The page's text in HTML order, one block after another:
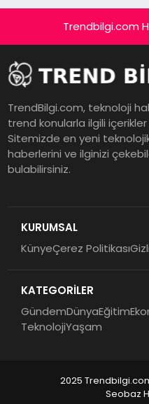
Trendbilgi.com
TrendBilgi.com, teknoloji
trend konularla ilgili
Sitemizde en yeni
haberlerini ve ilginizi
bulabilirsiniz.
KURUMSAL
KünyeÇerez Politikası
KATEGORİLER
GündemDünyaEğitim
TeknolojiYaşam
2025
Seobaz